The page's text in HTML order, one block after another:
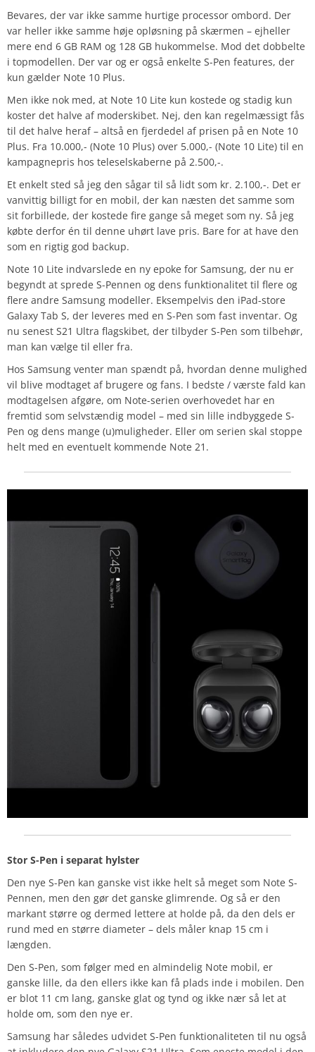
Bevares, der var ikke samme hurtige processor ombord. Der
var heller ikke samme høje opløsning på skærmen – ejheller
mere end 6 GB RAM og 128 GB hukommelse. Mod det dobbelte
i topmodellen. Der var og er også enkelte S-Pen features, der
kun gælder Note 10 Plus.
Men ikke nok med, at Note 10 Lite kun kostede og stadig kun
koster det halve af moderskibet. Nej, den kan regelmæssigt fås
til det halve heraf – altså en fjerdedel af prisen på en Note 10
Plus. Fra 10.000,- (Note 10 Plus) over 5.000,- (Note 10 Lite) til en
kampagnepris hos teleselskaberne på 2.500,-.
Et enkelt sted så jeg den sågar til så lidt som kr. 2.100,-. Det er
vanvittig billigt for en mobil, der kan næsten det samme som
sit forbillede, der kostede fire gange så meget som ny. Så jeg
købte derfor én til denne uhørt lave pris. Bare for at have den
som en rigtig god backup.
Note 10 Lite indvarslede en ny epoke for Samsung, der nu er
begyndt at sprede S-Pennen og dens funktionalitet til flere og
flere andre Samsung modeller. Eksempelvis den iPad-store
Galaxy Tab S, der leveres med en S-Pen som fast inventar. Og
nu senest S21 Ultra flagskibet, der tilbyder S-Pen som tilbehør,
man kan vælge til eller fra.
Hos Samsung venter man spændt på, hvordan denne mulighed
vil blive modtaget af brugere og fans. I bedste / værste fald kan
modtagelsen afgøre, om Note-serien overhovedet har en
fremtid som selvstændig model – med sin lille indbyggede S-
Pen og dens mange (u)muligheder. Eller om serien skal stoppe
helt med en eventuelt kommende Note 21.
Stor S-Pen i separat hylster
Den nye S-Pen kan ganske vist ikke helt så meget som Note S-
Pennen, men den gør det ganske glimrende. Og så er den
markant større og dermed lettere at holde på, da den dels er
rund med en større diameter – dels måler knap 15 cm i
længden.
Den S-Pen, som følger med en almindelig Note mobil, er
ganske lille, da den ellers ikke kan få plads inde i mobilen. Den
er blot 11 cm lang, ganske glat og tynd og ikke nær så let at
holde om, som den nye er.
Samsung har således udvidet S-Pen funktionaliteten til nu også